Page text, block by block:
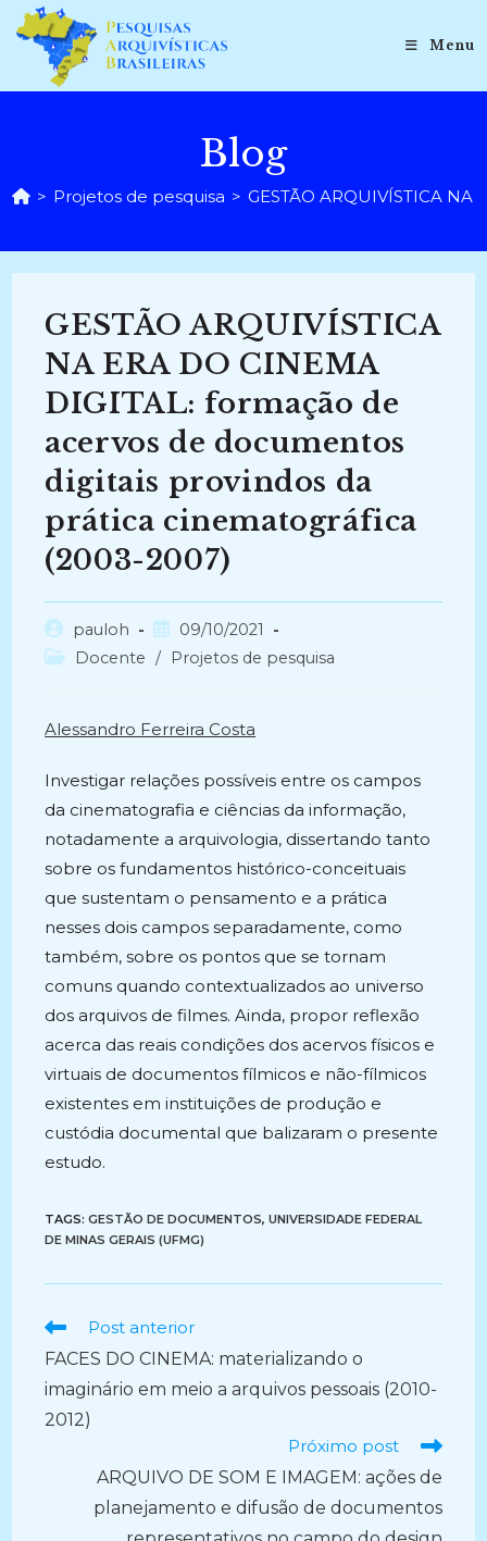
para
conteúdo
Menu
Blog
> Projetos de pesquisa > GESTÃO ARQUIVÍSTICA
GESTÃO ARQUIVÍSTICA
NA ERA DO CINEMA
DIGITAL: formação de
acervos de documentos
digitais provindos da
prática cinematográfica
(2003-2007)
Autor
do
pauloh
Post
publicado:
09/10/2021
Categoria
Docente / Projetos de pesquisa
Alessandro Ferreira Costa
Investigar relações possíveis entre os campos
da cinematografia e ciências da informação,
notadamente a arquivologia, dissertando tanto
sobre os fundamentos histórico-conceituais
que sustentam o pensamento e a prática
nesses dois campos separadamente, como
também, sobre os pontos que se tornam
comuns quando contextualizados ao universo
dos arquivos de filmes. Ainda, propor reflexão
acerca das reais condições dos acervos físicos e
virtuais de documentos fílmicos e não-fílmicos
existentes em instituições de produção e
custódia documental que balizaram o presente
estudo.
TAGS:GESTÃO DE DOCUMENTOS, UNIVERSIDADE FEDERAL
DE MINAS GERAIS (UFMG)
Ler
artigos
Post anterior
FACES DO CINEMA: materializando o
imaginário em meio a arquivos pessoais (2010-
2012)
Próximo post
ARQUIVO DE SOM E IMAGEM: ações de
planejamento e difusão de documentos